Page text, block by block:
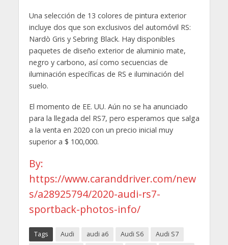
Una selección de 13 colores de pintura exterior
incluye dos que son exclusivos del automóvil RS:
Nardò Gris y Sebring Black. Hay disponibles
paquetes de diseño exterior de aluminio mate,
negro y carbono, así como secuencias de
iluminación específicas de RS e iluminación del
suelo.
El momento de EE. UU. Aún no se ha anunciado
para la llegada del RS7, pero esperamos que salga
a la venta en 2020 con un precio inicial muy
superior a $ 100,000.
By:
https://www.caranddriver.com/new
s/a28925794/2020-audi-rs7-
sportback-photos-info/
Tags Audi audi a6 Audi S6
Audi S7